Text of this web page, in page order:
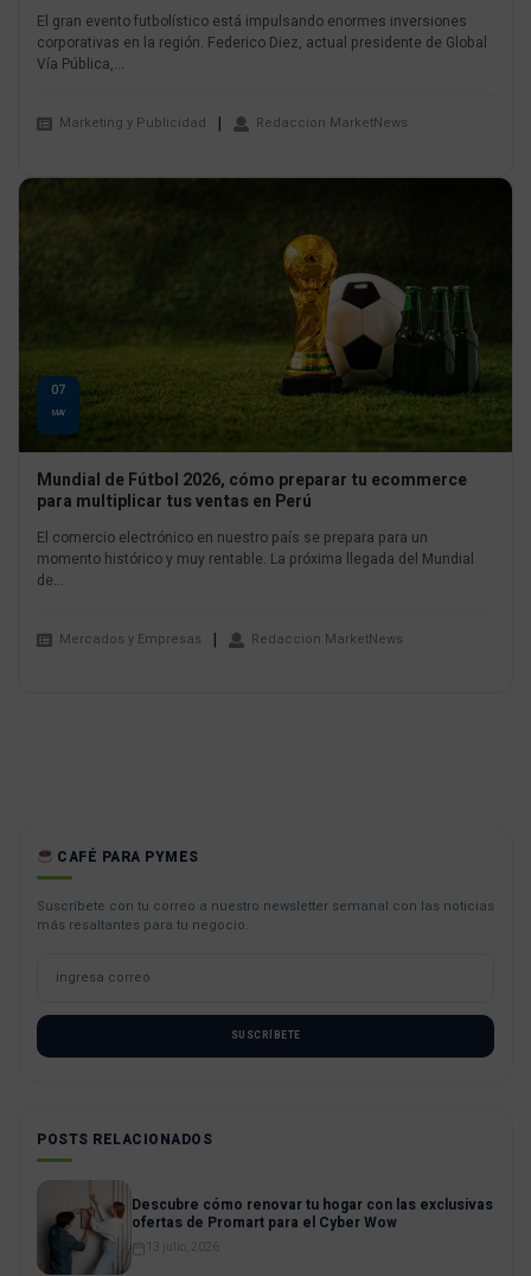
El gran evento futbolístico está impulsando enormes inversiones
corporativas en la región. Federico Diez, actual presidente de Global
Vía Pública,...
Marketing y Publicidad Redaccion MarketNews
07
MAY
Mundial de Fútbol 2026, cómo preparar tu ecommerce
para multiplicar tus ventas en Perú
El comercio electrónico en nuestro país se prepara para un
momento histórico y muy rentable. La próxima llegada del Mundial
de...
Mercados y Empresas Redaccion MarketNews
CAFÉ PARA PYMES
Suscríbete con tu correo a nuestro newsletter semanal con las noticias
más resaltantes para tu negocio.
SUSCRÍBETE
POSTS RELACIONADOS
Descubre cómo renovar tu hogar con las exclusivas
ofertas de Promart para el Cyber Wow
13 julio, 2026